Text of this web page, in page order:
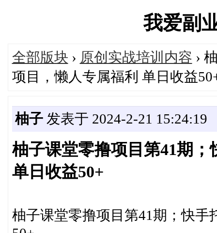
我爱副
全部版块 › 原创实战培训内容 ›
项目，懒人专属福利 单日收益
柚子发表于 2024-2-21 15:24:19
柚子课堂零撸项目第41期
单日收益50+
柚子课堂零撸项目第41期；快